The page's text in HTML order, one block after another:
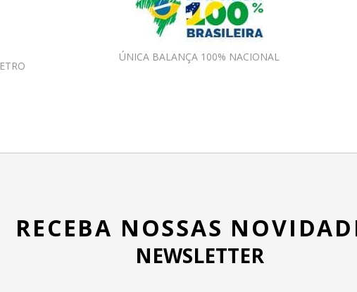
ÚNICA BALANÇA 100% NACIONAL
RECEBA NOSSAS
NEWSLETTER